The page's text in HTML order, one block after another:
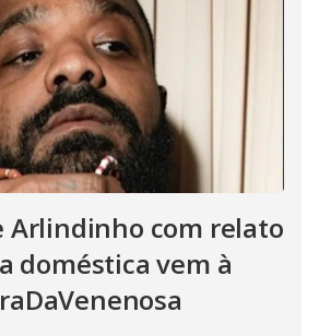
Arlindinho com relato
doméstica vem à